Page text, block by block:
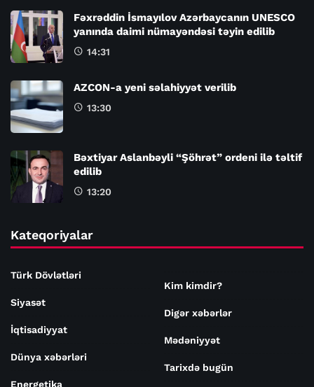
Fəxrəddin İsmayılov Azərbaycanın UNESCO
yanında daimi nümayəndəsi təyin edilib
14:31
AZCON-a yeni səlahiyyət verilib
13:30
Bəxtiyar Aslanbəyli “Şöhrət” ordeni ilə təltif
edilib
13:20
Kateqoriyalar
Türk Dövlətləri
Siyasət
İqtisadiyyat
Dünya xəbərləri
Energetika
Kim kimdir?
Digər xəbərlər
Mədəniyyət
Tarixdə bugün